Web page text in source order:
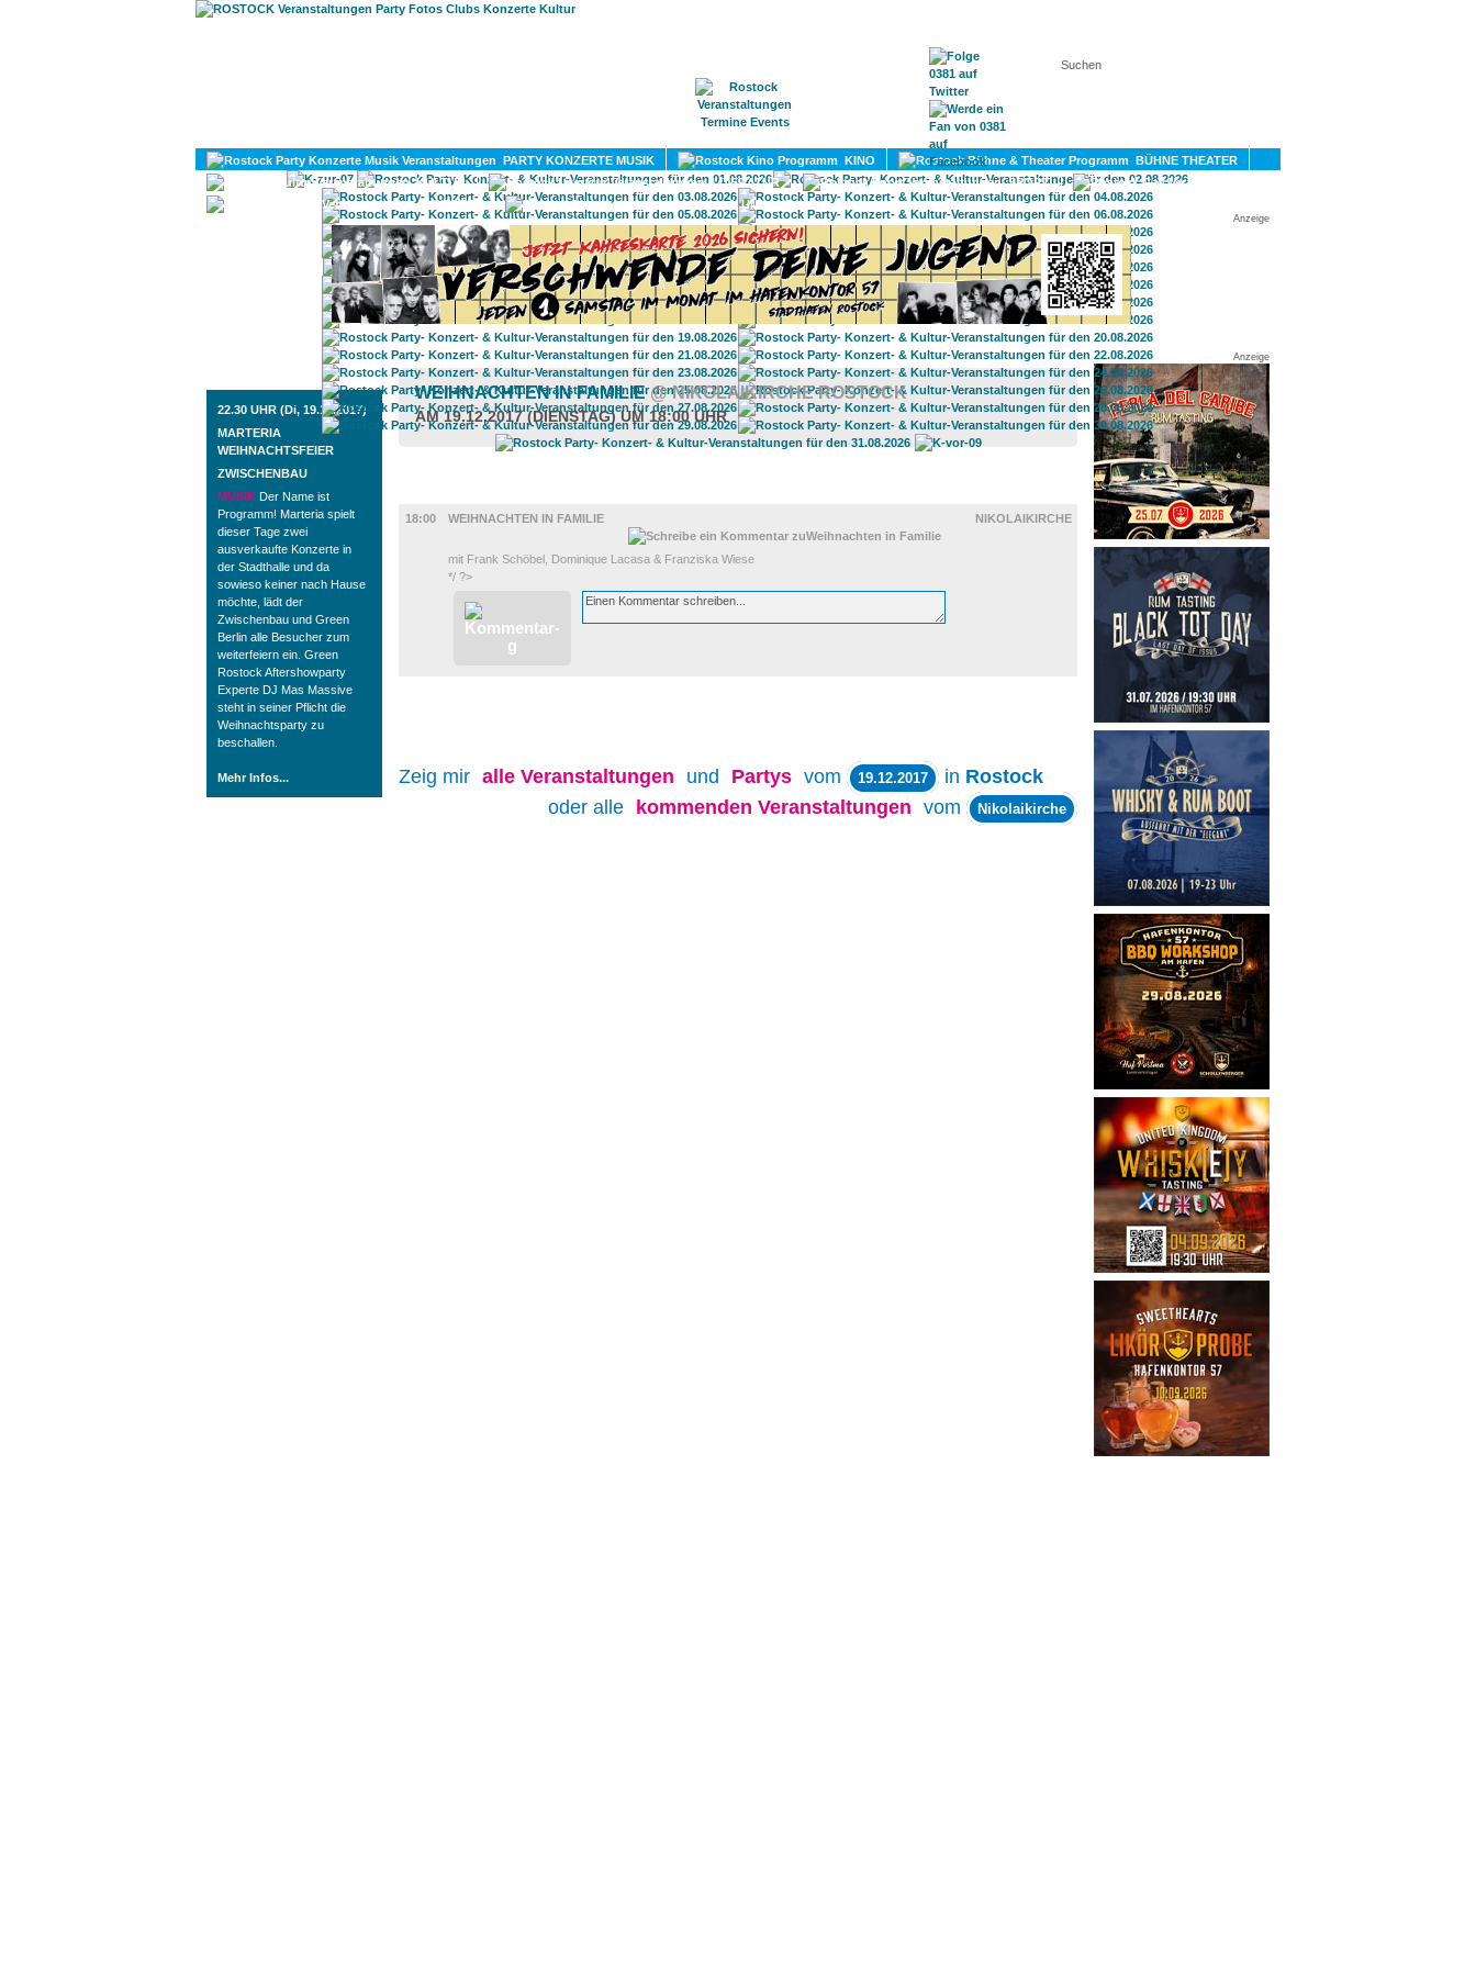
KONTAKT
PARTY KONZERTE MUSIK KINO
BÜHNE THEATER
KULTUR
LITERATUR SPORT
DIVERSES
UMLAND
Anzeige
ROSTOCK TAGESTIPP
22.30 UHR (Di, 19.12.2017)
MARTERIA
WEIHNACHTSFEIER
ZWISCHENBAU
MUSIK Der Name ist
Programm! Marteria spielt
dieser Tage zwei
ausverkaufte Konzerte in
der Stadthalle und da
sowieso keiner nach Hause
möchte, lädt der
Zwischenbau und Green
Berlin alle Besucher zum
weiterfeiern ein. Green
Rostock Aftershowparty
Experte DJ Mas Massive
steht in seiner Pflicht die
Weihnachtsparty zu
beschallen.
Mehr Infos...
Anzeige
WEIHNACHTEN IN FAMILIE@ NIKOLAIKIRCHE ROSTOCK
AM 19.12.2017 (DIENSTAG) UM 18:00 UHR
18:00
WEIHNACHTEN IN FAMILIE NIKOLAIKIRCHE
mit Frank Schöbel, Dominique Lacasa & Franziska Wiese
*/ ?>
Zeig mir alle Veranstaltungen und Partys vom 19.12.2017 in Rostock
oder alle
kommenden Veranstaltungen vom Nikolaikirche